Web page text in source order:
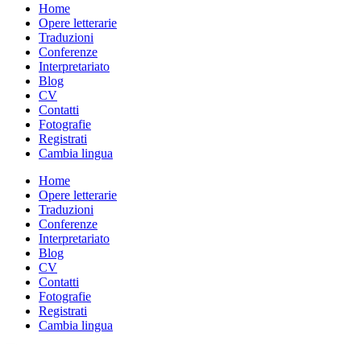
Home
Opere letterarie
Traduzioni
Conferenze
Interpretariato
Blog
CV
Contatti
Fotografie
Registrati
Cambia lingua
Home
Opere letterarie
Traduzioni
Conferenze
Interpretariato
Blog
CV
Contatti
Fotografie
Registrati
Cambia lingua